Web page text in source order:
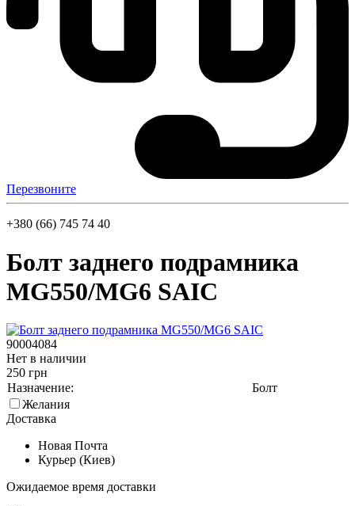
Перезвоните
+380 (66) 745 74 40
Болт заднего подрамника
MG550/MG6 SAIC
90004084
Нет в наличии
250 грн
Назначение:
Болт
Желания
Доставка
Новая Почта
Курьер (Киев)
Ожидаемое время доставки